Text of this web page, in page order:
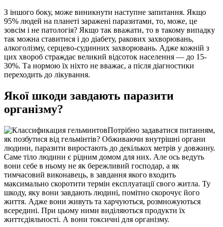
З іншого боку, може виникнути наступне запитання. Якщо
95% людей на планеті заражені паразитами, то, може, це
зовсім і не патологія? Якщо так вважати, то в такому випадку
так можна ставитися і до діабету, ракових захворювань,
алкоголізму, серцево-судинних захворювань. Адже кожній з
цих хвороб страждає великий відсоток населення — до 15-
30%. Та нормою їх ніхто не вважає, а після діагностики
переходить до лікування.
Якої шкоди завдають паразити
організму?
Потрібно задаватися питанням,
як позбутися від гельмінтів? Обживаючи внутрішні органи
людини, паразити виростають до декількох метрів у довжину.
Саме тіло людини є рідним домом для них. Але ось ведуть
вони себе в ньому не як бережливий господар, а як
тимчасовий виконавець, в завдання якого входить
максимально скоротити термін експлуатації свого житла. Ту
шкоду, яку вони завдають людині, помітно скорочує його
життя. Адже вони живуть та харчуються, розмножуються
всередині. При цьому ними виділяються продукти їх
життєдіяльності. А вони токсичні для організму.